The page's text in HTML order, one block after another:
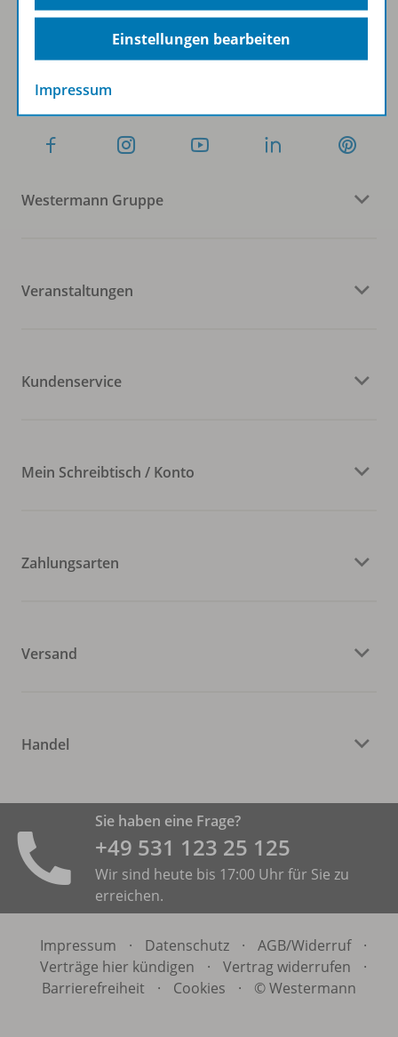
Westermann Gruppe
Veranstaltungen
Kundenservice
Mein Schreibtisch / Konto
Zahlungsarten
Versand
Handel
Sie haben eine Frage?
+49 531 ­123 25 125
Wir sind heute bis 17:00 Uhr für Sie zu
erreichen.
Impressum · Datenschutz · AGB/Widerruf
·
Verträge hier kündigen
· Vertrag widerrufen
·
Barrierefreiheit
· Cookies · © Westermann
Einstellungen bearbeiten
Impressum